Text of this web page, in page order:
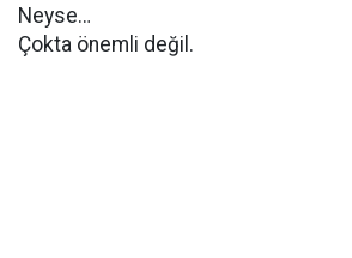
Neyse…
Çokta önemli değil.